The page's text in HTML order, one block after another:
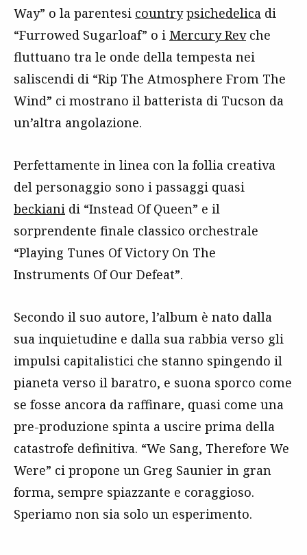
Way” o la parentesi country psichedelica di
“Furrowed Sugarloaf” o i Mercury Revche
fluttuano tra le onde della tempesta nei
saliscendi di “Rip The Atmosphere From The
Wind” ci mostrano il batterista di Tucson da
un’altra angolazione.
Perfettamente in linea con la follia creativa
del personaggio sono i passaggi quasi
beckiani di “Instead Of Queen” e il
sorprendente finale classico orchestrale
“Playing Tunes Of Victory On The
Instruments Of Our Defeat”.
Secondo il suo autore, l’album è nato dalla
sua inquietudine e dalla sua rabbia verso gli
impulsi capitalistici che stanno spingendo il
pianeta verso il baratro, e suona sporco come
se fosse ancora da raffinare, quasi come una
pre-produzione spinta a uscire prima della
catastrofe definitiva. “We Sang, Therefore We
Were” ci propone un Greg Saunier in gran
forma, sempre spiazzante e coraggioso.
Speriamo non sia solo un esperimento.